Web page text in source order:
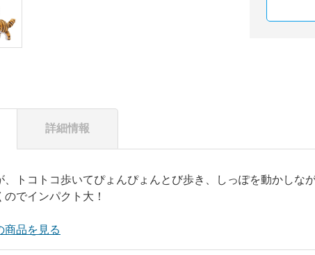
詳細情報
、トコトコ歩いてぴょんぴょんとび歩き、しっぽを動かし
でインパクト大！
商品を見る